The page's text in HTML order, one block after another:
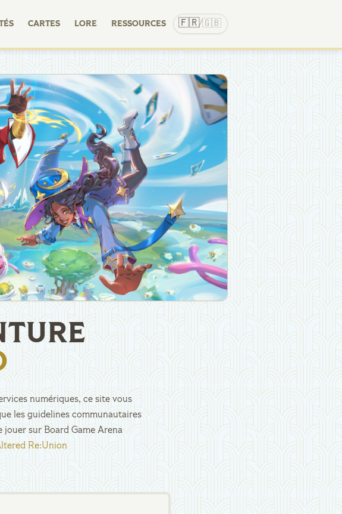
CARTES LORE RESSOURCES 🇫🇷/🇬🇧
numériques, ce site vous
les guidelines communautaires
sur Board Game Arena
Re:Union